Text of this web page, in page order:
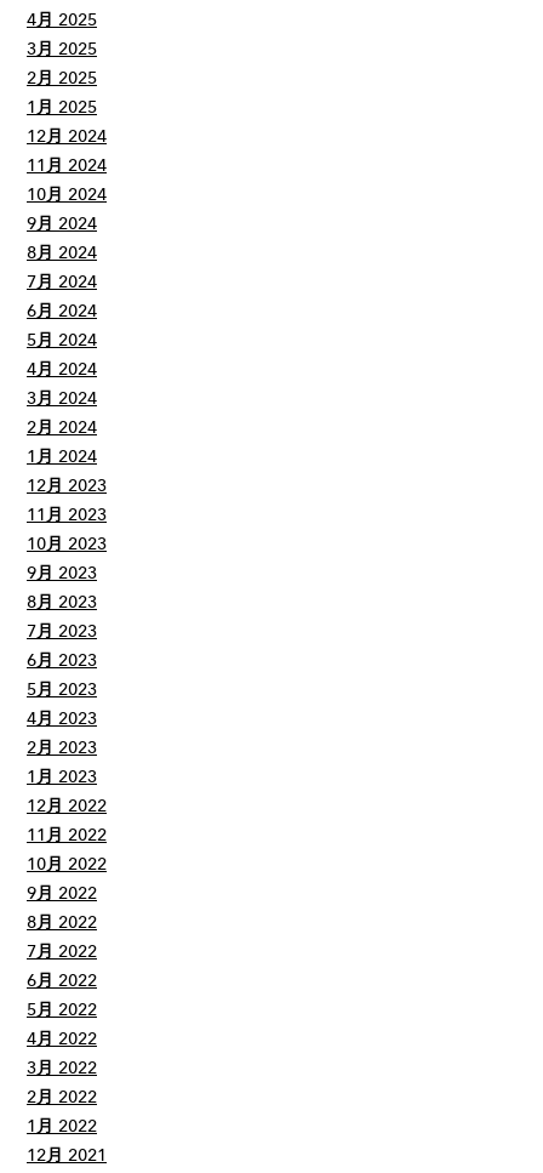
4月 2025
3月 2025
2月 2025
1月 2025
12月 2024
11月 2024
10月 2024
9月 2024
8月 2024
7月 2024
6月 2024
5月 2024
4月 2024
3月 2024
2月 2024
1月 2024
12月 2023
11月 2023
10月 2023
9月 2023
8月 2023
7月 2023
6月 2023
5月 2023
4月 2023
2月 2023
1月 2023
12月 2022
11月 2022
10月 2022
9月 2022
8月 2022
7月 2022
6月 2022
5月 2022
4月 2022
3月 2022
2月 2022
1月 2022
12月 2021